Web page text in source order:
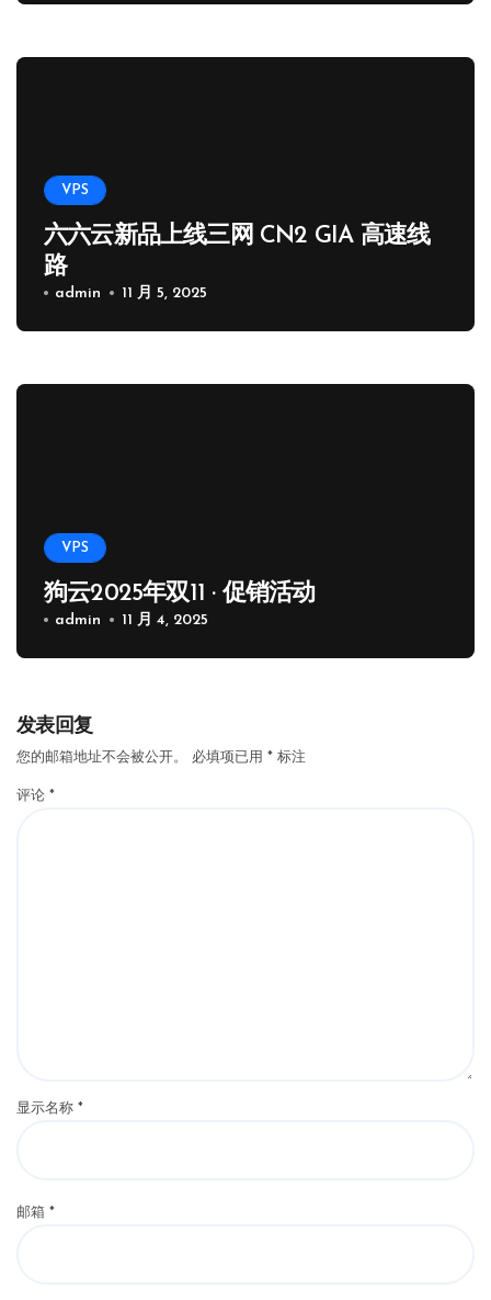
VPS
六六云新品上线三网 CN2 GIA 高速线
路
admin 11 月 5, 2025
VPS
狗云2025年双11 · 促销活动
admin 11 月 4, 2025
发表回复
您的邮箱地址不会被公开。 必填项已用 * 标注
评论 *
显示名称 *
邮箱 *